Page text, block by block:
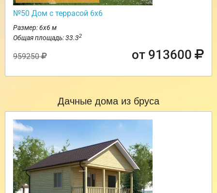
№50 Дом с террасой 6х6
Размер: 6х6 м
Общая площадь: 33.32
959250 от 913600
Дачные дома из бруса